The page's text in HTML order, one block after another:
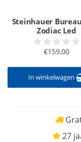
Steinhauer
Zodiac Led
€159,00
In winkelwagen
27